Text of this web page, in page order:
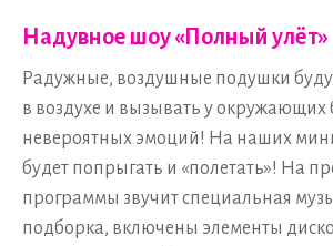
Надувное шоу «Полный улёт»
Радужные, воздушные подушки
в воздухе и вызывать у окружающих
невероятных эмоций! На наших
будет попрыгать и «полетать»! На
программы звучит специальная
подборка, включены элементы